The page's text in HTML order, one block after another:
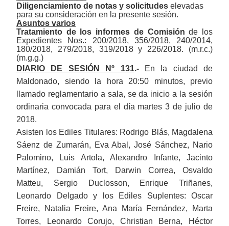
Diligenciamiento de notas y solicitudes elevadas
para su consideración en la presente sesión.
Asuntos varios
Tratamiento de los informes de Comisión de los
Expedientes Nos.: 200/2018, 356/2018, 240/2014,
180/2018, 279/2018, 319/2018 y 226/2018. (m.r.c.)
(m.g.g.)
DIARIO DE SESIÓN Nº 131.-En la ciudad de
Maldonado, siendo la hora 20:50 minutos, previo
llamado reglamentario a sala, se da inicio a la sesión
ordinaria convocada para el día martes 3 de julio de
2018.
Asisten los Ediles Titulares: Rodrigo Blás, Magdalena
Sáenz de Zumarán, Eva Abal, José Sánchez, Nario
Palomino, Luis Artola, Alexandro Infante, Jacinto
Martínez, Damián Tort, Darwin Correa, Osvaldo
Matteu, Sergio Duclosson, Enrique Triñanes,
Leonardo Delgado y los Ediles Suplentes: Oscar
Freire, Natalia Freire, Ana María Fernández, Marta
Torres, Leonardo Corujo, Christian Berna, Héctor